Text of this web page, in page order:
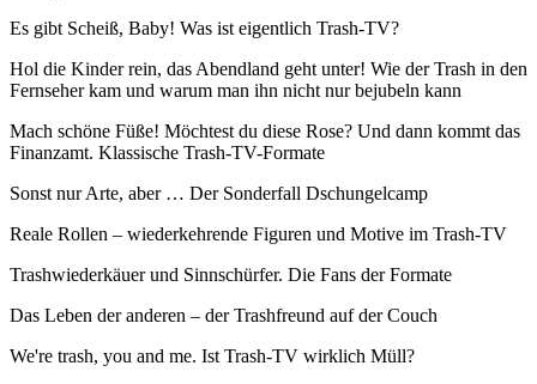
Es gibt Scheiß, Baby! Was ist eigentlich Trash-TV?
Hol die Kinder rein, das Abendland geht unter! Wie der Trash in den
Fernseher kam und warum man ihn nicht nur bejubeln kann
Mach schöne Füße! Möchtest du diese Rose? Und dann kommt das
Finanzamt. Klassische Trash-TV-Formate
Sonst nur Arte, aber … Der Sonderfall Dschungelcamp
Reale Rollen – wiederkehrende Figuren und Motive im Trash-TV
Trashwiederkäuer und Sinnschürfer. Die Fans der Formate
Das Leben der anderen – der Trashfreund auf der Couch
We're trash, you and me. Ist Trash-TV wirklich Müll?